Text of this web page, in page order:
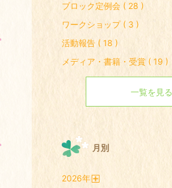
ブロック定例会 ( 28 )
ワークショップ ( 3 )
活動報告 ( 18 )
メディア・書籍・受賞 ( 19 )
一覧を見る
月別
2026年